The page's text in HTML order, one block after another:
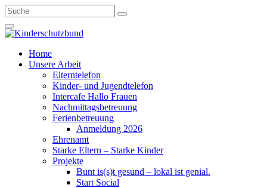
Home
Unsere Arbeit
Elterntelefon
Kinder- und Jugendtelefon
Intercafe Hallo Frauen
Nachmittagsbetreuung
Ferienbetreuung
Anmeldung 2026
Ehrenamt
Starke Eltern – Starke Kinder
Projekte
Bunt is(s)t gesund – lokal ist genial.
Start Social